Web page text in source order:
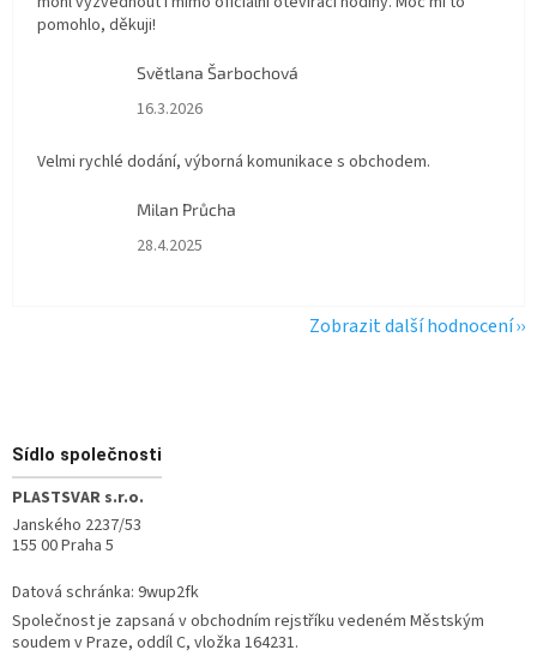
pomohlo, děkuji!
Světlana Šarbochová
Hodnocení obchodu je 5 z 5 hvězdiček.
16.3.2026
Velmi rychlé dodání, výborná komunikace s obchodem.
Milan Průcha
Hodnocení obchodu je 5 z 5 hvězdiček.
28.4.2025
Zobrazit další hodnocení
Sídlo společnosti
PLASTSVAR s.r.o.
Janského 2237/53
155 00 Praha 5
Datová schránka: 9wup2fk
Společnost je zapsaná v obchodním rejstříku vedeném Městským
soudem v Praze, oddíl C, vložka 164231.